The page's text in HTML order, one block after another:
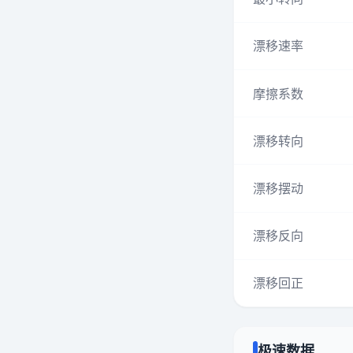
漂移速率
摩擦系数
漂移转向
漂移摆动
漂移反向
漂移回正